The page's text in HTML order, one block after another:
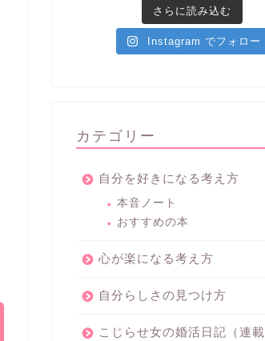
さらに読み込む
Instagram でフォロー
カテゴリー
自分を好きになる考え方
本音ノート
おすすめの本
心が楽になる考え方
自分らしさの見つけ方
こじらせ女の婚活日記（連載